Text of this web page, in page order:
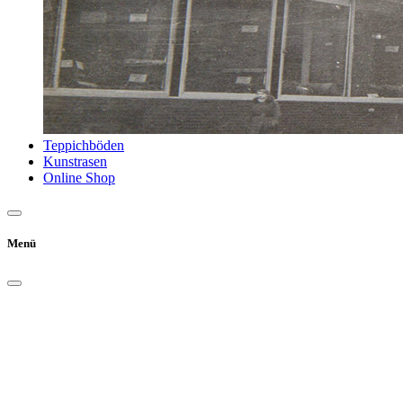
Teppichböden
Kunstrasen
Online Shop
Menü